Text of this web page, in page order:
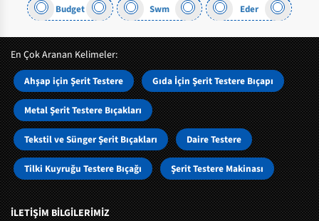
Budget Swm Eder
En Çok Aranan Kelimeler:
Ahşap için Şerit Testere Gıda İçin Şerit Testere Bıçapı
Metal Şerit Testere Bıçakları
Tekstil ve Sünger Şerit Bıçakları Daire Testere
Tilki Kuyruğu Testere Bıçağı Şerit Testere Makinası
İLETİŞİM BİLGİLERİMİZ